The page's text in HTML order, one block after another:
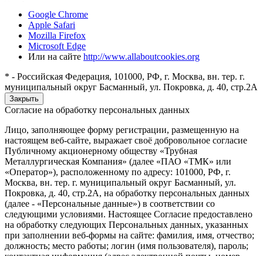
Google Chrome
Apple Safari
Mozilla Firefox
Microsoft Edge
Или на сайте http://www.allaboutcookies.org
* - Российская Федерация, 101000, РФ, г. Москва, вн. тер. г.
муниципальный округ Басманный, ул. Покровка, д. 40, стр.2А
Закрыть
Согласие на обработку персональных данных
Лицо, заполняющее форму регистрации, размещенную на
настоящем веб-сайте, выражает своё добровольное согласие
Публичному акционерному обществу «Трубная
Металлургическая Компания» (далее «ПАО «ТМК» или
«Оператор»), расположенному по адресу: 101000, РФ, г.
Москва, вн. тер. г. муниципальный округ Басманный, ул.
Покровка, д. 40, стр.2А, на обработку персональных данных
(далее - «Персональные данные») в соответствии со
следующими условиями. Настоящее Согласие предоставлено
на обработку следующих Персональных данных, указанных
при заполнении веб-формы на сайте: фамилия, имя, отчество;
должность; место работы; логин (имя пользователя), пароль;